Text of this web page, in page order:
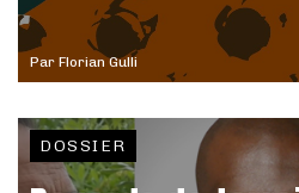
Par Florian Gulli
DOSSIER